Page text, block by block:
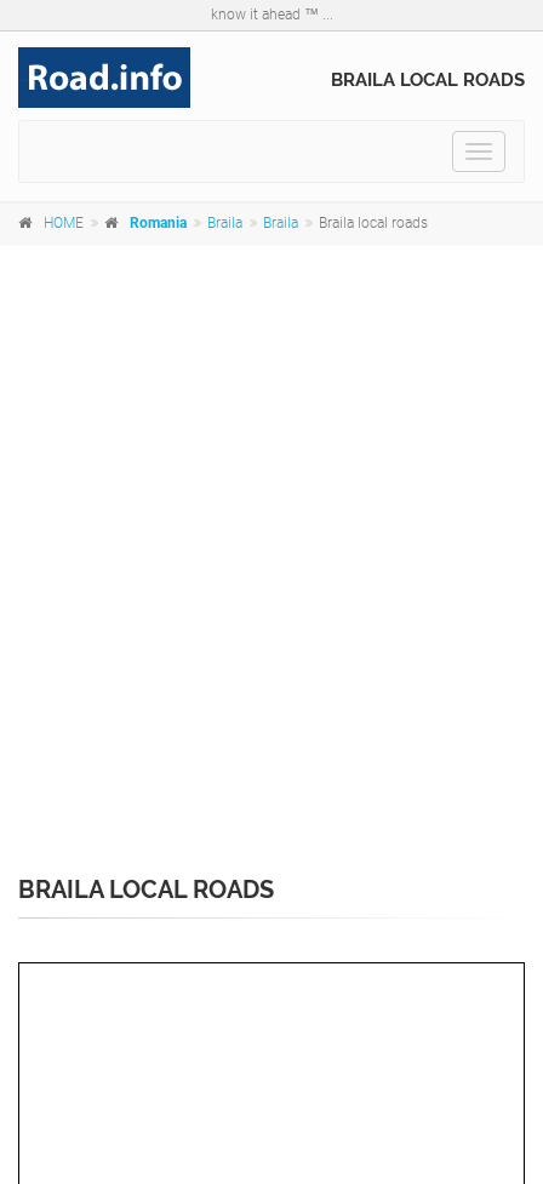
know it ahead ™ ...
BRAILA LOCAL ROADS
Toggle
HOME Romania Braila Braila Braila local roads
BRAILA LOCAL ROADS